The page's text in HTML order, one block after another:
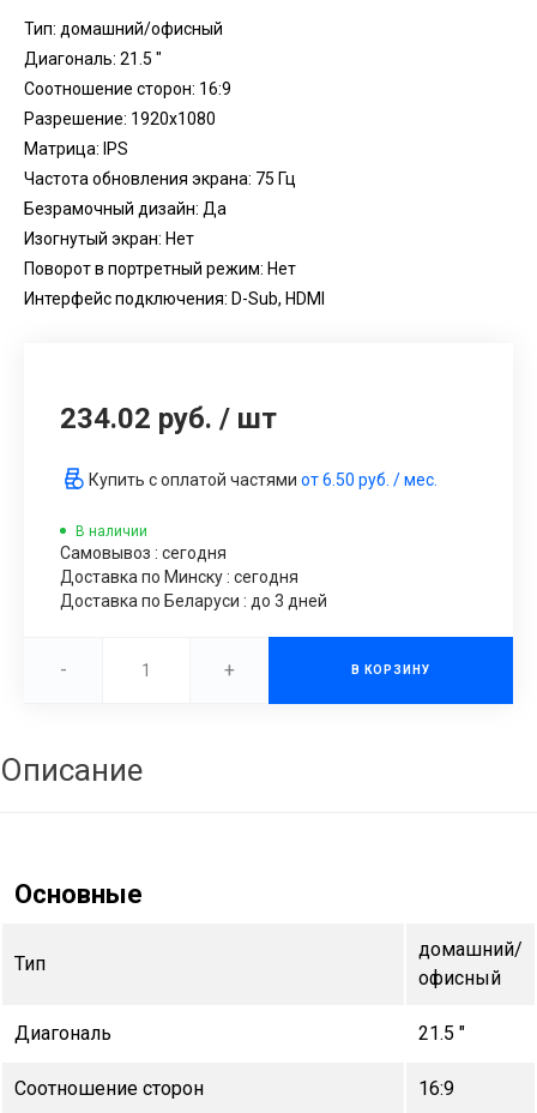
Тип: домашний/офисный
Диагональ: 21.5 "
Соотношение сторон: 16:9
Разрешение: 1920x1080
Матрица: IPS
Частота обновления экрана: 75 Гц
Безрамочный дизайн: Да
Изогнутый экран: Нет
Поворот в портретный режим: Нет
Интерфейс подключения: D-Sub, HDMI
234.02 руб. / шт
Купить с оплатой частями от6.50 руб. / мес.
В наличии
Самовывоз : сегодня
Доставка по Минску : сегодня
Доставка по Беларуси : до 3 дней
- + В КОРЗИНУ
Описание
Основные
Тип
домашний/
офисный
Диагональ 21.5 "
Соотношение сторон 16:9